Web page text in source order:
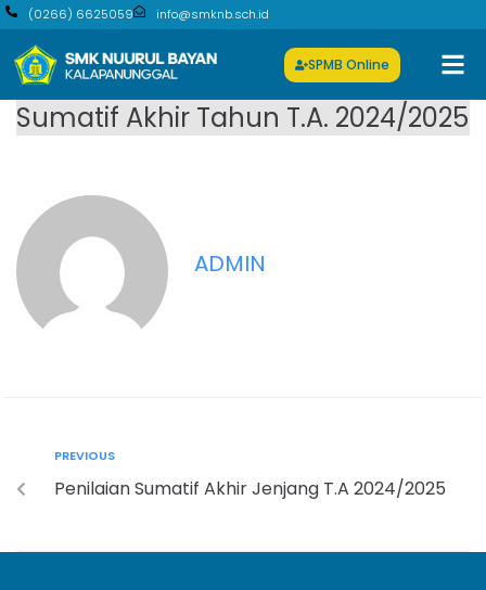
(0266) 6625059 info@smknb.sch.id
SPMB Online
Sumatif Akhir Tahun T.A. 2024/2025
ADMIN
PREVIOUS
Penilaian Sumatif Akhir Jenjang T.A 2024/2025